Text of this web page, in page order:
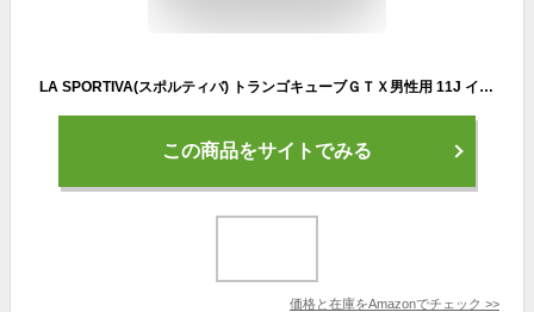
LA SPORTIVA(スポルティバ) トランゴキューブＧＴＸ男性用 11J イエロー/ブラック 43
この商品をサイトでみる
価格と在庫をAmazonでチェック >>